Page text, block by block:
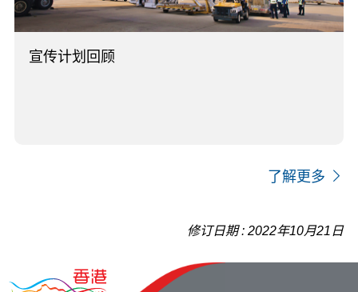
宣传计划回顾
了解更多
修订日期 : 2022年10月21日